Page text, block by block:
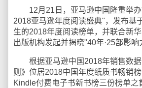
12月21日，亚马逊中国隆重举
2018亚马逊年度阅读盛典"，发布基
生的2018年度阅读榜单，并联合新
出版机构发起并揭晓"40年·25部影响
根据亚马逊中国2018年销售数据
则》位居2018中国年度纸质书畅销
Kindle付费电子书新书榜三份榜单之